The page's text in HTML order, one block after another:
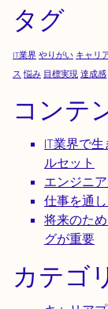
タグ
IT業界 やりがい キャリ
ス 悩み 目標実現 達成感
コンテ
IT業界で
ルセット
エンジニ
仕事を通
将来のた
グが重要
カテゴ